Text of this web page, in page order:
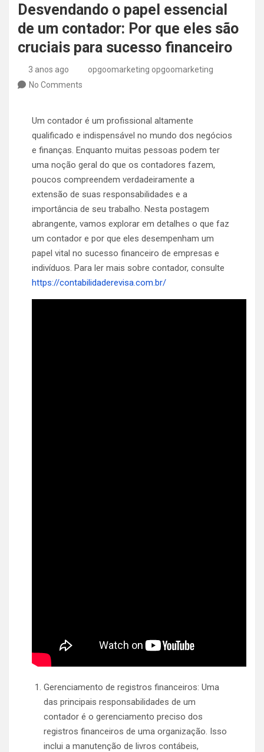
Desvendando o papel essencial
de um contador: Por que eles são
cruciais para sucesso financeiro
3 anos ago
opgoomarketing opgoomarketing
No Comments
Um contador é um profissional altamente
qualificado e indispensável no mundo dos negócios
e finanças. Enquanto muitas pessoas podem ter
uma noção geral do que os contadores fazem,
poucos compreendem verdadeiramente a
extensão de suas responsabilidades e a
importância de seu trabalho. Nesta postagem
abrangente, vamos explorar em detalhes o que faz
um contador e por que eles desempenham um
papel vital no sucesso financeiro de empresas e
indivíduos. Para ler mais sobre contador, consulte
https://contabilidaderevisa.com.br/
Gerenciamento de registros financeiros: Uma
das principais responsabilidades de um
contador é o gerenciamento preciso dos
registros financeiros de uma organização. Isso
inclui a manutenção de livros contábeis,